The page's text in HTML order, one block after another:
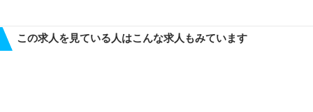
この求人を見ている人はこんな求人もみています